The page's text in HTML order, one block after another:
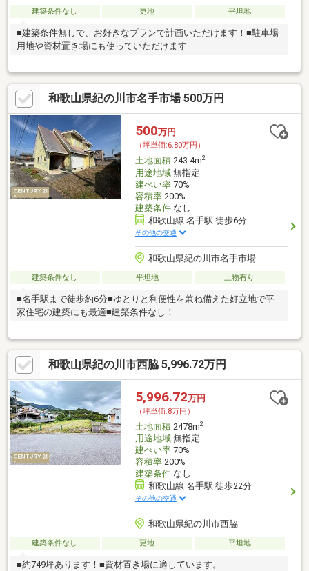
建築条件なし 更地 平坦地
■建築条件無しで、お好きなプランで計画いただけます！■駐車場
用地や資材置き場にも使っていただけます
和歌山県紀の川市名手市場 500万円
500万円
（坪単価:6.80万円）
土地面積243.4m2
用途地域無指定
建ぺい率70%
容積率200%
建築条件なし
和歌山線 名手駅 徒歩6分
その他の交通
和歌山県紀の川市名手市場
建築条件なし 平坦地 上物有り
■名手駅まで徒歩約6分■ゆとりと利便性を兼ね備えた好立地で平
家住宅の建築にも最適■建築条件なし！
和歌山県紀の川市西脇 5,996.72万円
5,996.72万円
（坪単価:8万円）
土地面積2478m2
用途地域無指定
建ぺい率70%
容積率200%
建築条件なし
和歌山線 名手駅 徒歩22分
その他の交通
和歌山県紀の川市西脇
建築条件なし 更地 平坦地
■約749坪あります！■資材置き場に適しています。